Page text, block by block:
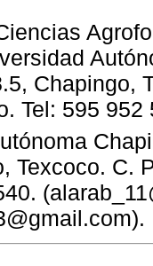
Chapingo,
Tel: 595
Texcoco. C.